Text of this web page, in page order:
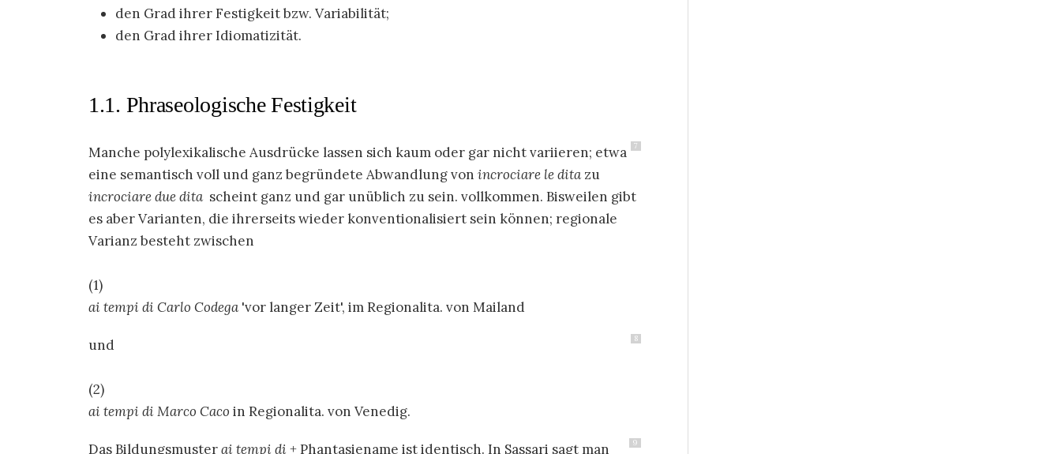
den Grad ihrer Festigkeit bzw. Variabilität;
den Grad ihrer Idiomatizität.
1.1. Phraseologische Festigkeit
7
Manche polylexikalische Ausdrücke lassen sich kaum oder gar nicht variieren; etwa
eine semantisch voll und ganz begründete Abwandlung von incrociare le dita zu
incrociare due dita scheint ganz und gar unüblich zu sein. vollkommen. Bisweilen gibt
es aber Varianten, die ihrerseits wieder konventionalisiert sein können; regionale
Varianz besteht zwischen
ai tempi di Carlo Codega 'vor langer Zeit', im Regionalita. von Mailand
8
und
ai tempi di Marco Caco in Regionalita. von Venedig.
9
Das Bildungsmusterai tempi di + Phantasiename ist identisch. In Sassari sagt man